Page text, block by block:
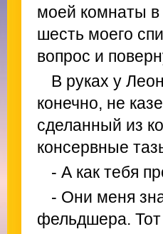
моей комнаты в
шесть моего
вопрос и
В руках у
конечно, не
сделанный из
консервные
- А как тебя
- Они меня
фельдшера. Тот